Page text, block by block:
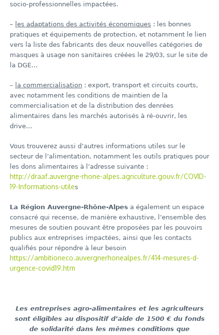
socio-professionnelles impactées.
– les adaptations des activités économiques : les bonnes
pratiques et équipements de protection, et notamment le lien
vers la liste des fabricants des deux nouvelles catégories de
masques à usage non sanitaires créées le 29/03, sur le site de
la DGE…
– la commercialisation : export, transport et circuits courts,
avec notamment les conditions de maintien de la
commercialisation et de la distribution des denrées
alimentaires dans les marchés autorisés à ré-ouvrir, les
drive…
Vous trouverez aussi d’autres informations utiles sur le
secteur de l’alimentation, notamment les outils pratiques pour
les dons alimentaires à l’adresse suivante :
http://draaf.auvergne-rhone-alpes.agriculture.gouv.fr/COVID-
19-Informations-utiles
La Région Auvergne-Rhône-Alpes a également un espace
consacré qui recense, de manière exhaustive, l’ensemble des
mesures de soutien pouvant être proposées par les pouvoirs
publics aux entreprises impactées, ainsi que les contacts
qualifiés pour répondre à leur besoin
https://ambitioneco.auvergnerhonealpes.fr/414-mesures-d-
urgence-covid19.htm
Les entreprises agro-alimentaires et les agriculteurs
sont éligibles au dispositif d’aide de 1500 € du fonds
de solidarité dans les mêmes conditions que